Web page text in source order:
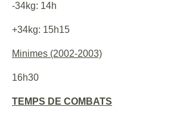
-34kg: 14h
+34kg: 15h15
Minimes (2002-2003)
16h30
TEMPS DE COMBATS